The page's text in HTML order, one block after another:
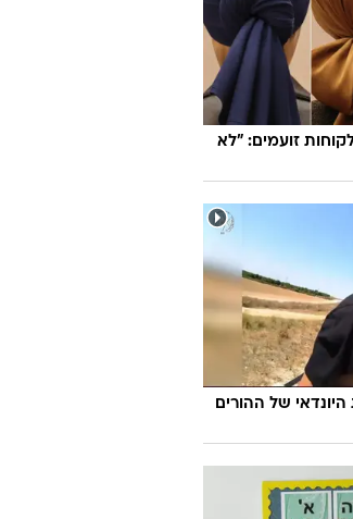
זועמים: "לא
לקח את היונדאי של ההורים